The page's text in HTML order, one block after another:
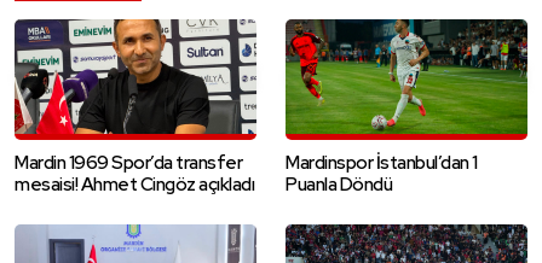
Mardin 1969 Spor’da transfer
mesaisi! Ahmet Cingöz açıkladı
Mardinspor İstanbul’dan 1
Puanla Döndü